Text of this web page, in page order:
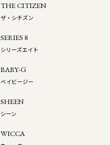
THE CITIZEN
ザ・シチズン
SERIES 8
シリーズエイト
BABY-G
ベイビージー
SHEEN
シーン
WICCA